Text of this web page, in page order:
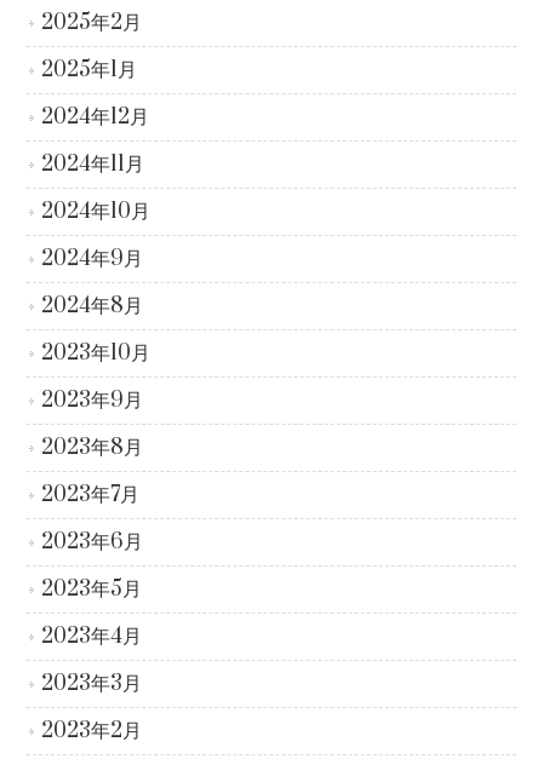
2025年2月
2025年1月
2024年12月
2024年11月
2024年10月
2024年9月
2024年8月
2023年10月
2023年9月
2023年8月
2023年7月
2023年6月
2023年5月
2023年4月
2023年3月
2023年2月